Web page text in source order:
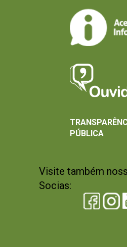
Visite também
Socias:
PÚBLICA